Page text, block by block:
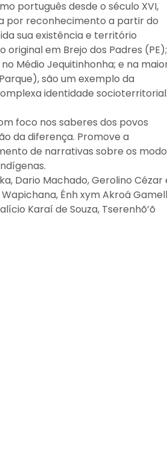
português desde o século XVI,
por reconhecimento a partir do
sua existência e território
em Brejo dos Padres (PE);
Médio Jequitinhonha; e na
são um exemplo da
identidade socioterritorial.
foco nos saberes dos povos
da diferença. Promove a
de narrativas sobre os
Dario Machado, Gerolino Cézar
Wapichana, Énh xym Akroá
Karaí de Souza, Tserenhõ’õ